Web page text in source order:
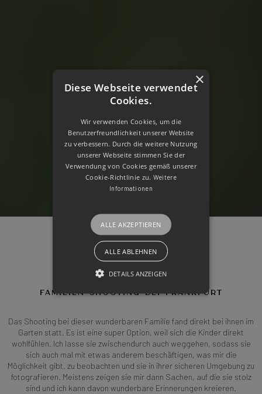
Familienfotografie
FAMILIEN-SHOOTING BEI FRANKFURT
Das Shooting bei dieser wunderbaren Familie fand direkt bei ihnen im
Garten statt. Es ist eine super Option, weil sich die Kinder direkt
wohlfühlen. Ich lasse sie zwischendurch auch weggehen, sodass sie
sich auch mal mit etwas anderem beschäftigen, was mir die
Möglichkeit gibt, zu beobachten und sie in ihrer sicheren Umgebung zu
fotografieren. Meistens zeigen sie mir dann Sachen, auf die sie stolz
sind und ich kann davon wunderbare Erinnerungen kreieren.
×
Diese Webseite verwendet
Cookies.
Wir verwenden Cookies, um die
Benutzerfreundlichkeit unserer Website
zu verbessern. Durch die weitere Nutzung
unserer Webseite stimmen Sie der
Verwendung von Cookies gemäß unserer
Cookie-Richtlinie zu. Weitere
Informationen
ALLE AKZEPTIEREN
ALLE ABLEHNEN
DETAILS ANZEIGEN